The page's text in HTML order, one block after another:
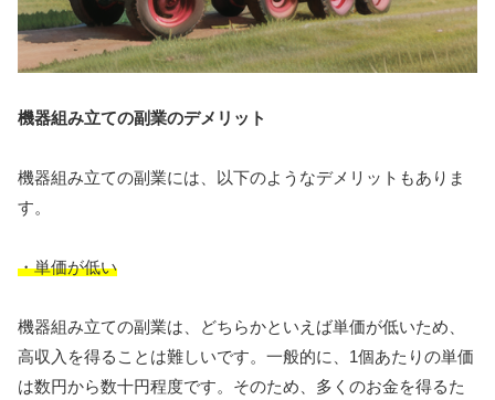
機器組み立ての副業のデメリット
機器組み立ての副業には、以下のようなデメリットもありま
す。
・単価が低い
機器組み立ての副業は、どちらかといえば単価が低いため、
高収入を得ることは難しいです。一般的に、1個あたりの単価
は数円から数十円程度です。そのため、多くのお金を得るた